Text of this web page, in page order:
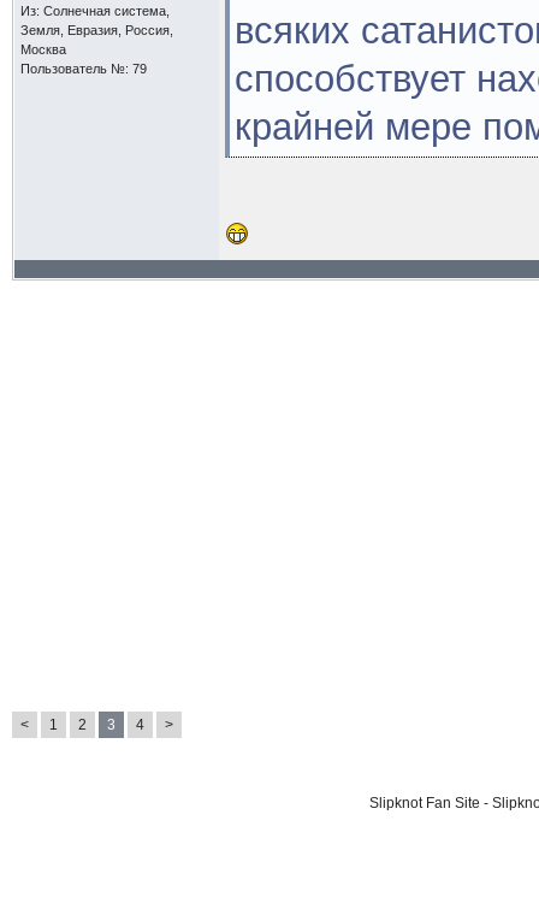
Из: Солнечная система,
Земля, Евразия, Россия,
Москва
Пользователь №: 79
всяких
способствует
крайней мере
< 1 2 3 4 >
Slipknot Fan Site -